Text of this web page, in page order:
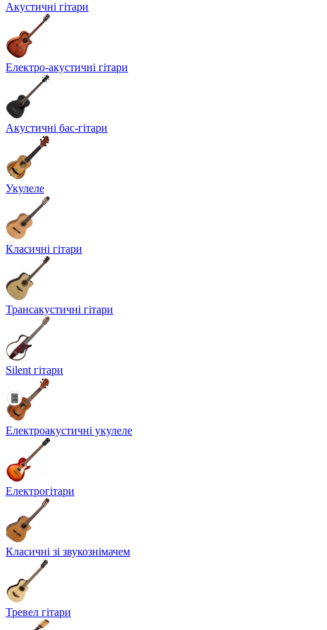
Акустичні гітари
Електро-акустичні гітари
Акустичні бас-гітари
Укулеле
Класичні гітари
Трансакустичні гітари
Silent гітари
Електроакустичні укулеле
Електрогітари
Класичні зі звукознімачем
Тревел гітари